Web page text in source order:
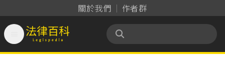
關於我們 作者群
法律百科 Legispedia